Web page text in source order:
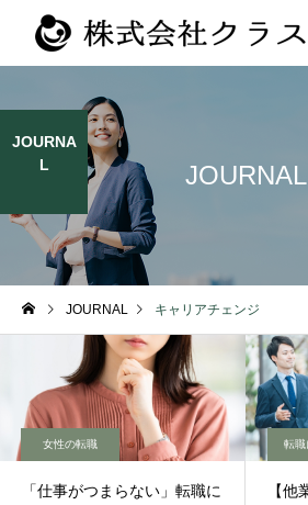
新卒
JOURNAL
JOURNA
L
JOURNAL キャリアチェンジ
女性の転職
「仕事がつまらない」転職に
転職
【